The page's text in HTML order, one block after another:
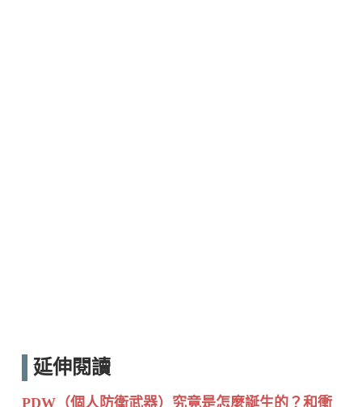
延伸閱讀
PDW（個人防衛武器）究竟是怎麼誕生的？和衝